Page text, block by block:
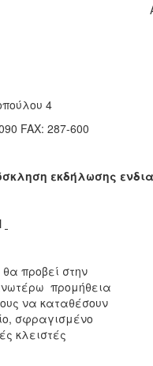
Πρωτ.:
&
FAX: 287-600
εκδήλωσης
προβεί στην
προμήθεια
να καταθέσουν
σφραγισμένο
κλειστές